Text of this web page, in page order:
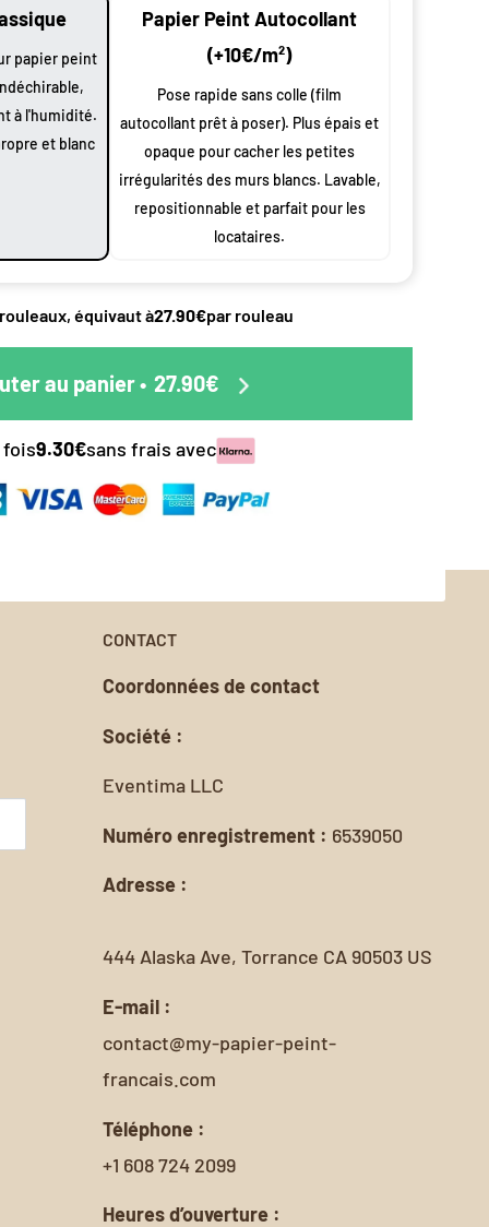
papier peint
à l'humidité.
et blanc
Papier Peint Autocollant
(+10€/m²)
Pose rapide sans colle (film
autocollant prêt à poser). Plus épais et
opaque pour cacher les petites
irrégularités des murs blancs. Lavable,
repositionnable et parfait pour les
locataires.
équivaut à27.90€par rouleau
au panier• 27.90€
fois9.30€sans frais avec
et
largeur
à vos
de
de
en
papier
CONTACT
Coordonnées de contact
Société :
Eventima LLC
Numéro enregistrement : 6539050
Adresse :
444 Alaska Ave, Torrance CA 90503 US
E-mail :
contact@my-papier-peint-
francais.com
Téléphone :
+1 608 724 2099
Heures d’ouverture :